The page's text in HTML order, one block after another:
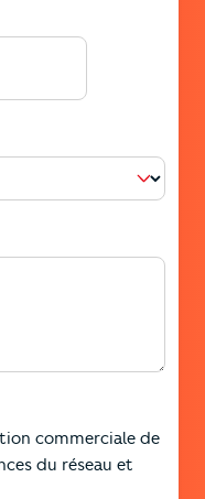
commerciale de
du réseau et